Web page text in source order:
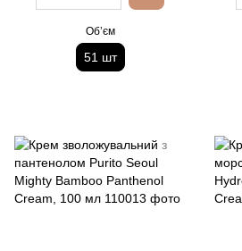
Обʼєм
51 шт